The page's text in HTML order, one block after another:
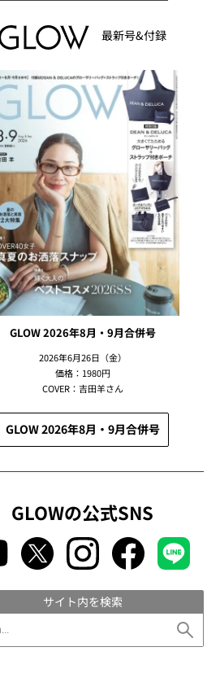
最新号&付録
GLOW 2026年8月・9月合併号
2026年6月26日（金）
価格：1980円
COVER：吉田羊さん
GLOW 2026年8月・9月合併号
GLOWの公式SNS
サイト内を検索